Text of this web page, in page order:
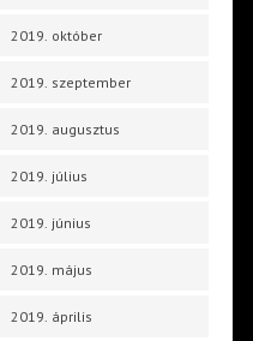
2019. október
2019. szeptember
2019. augusztus
2019. július
2019. június
2019. május
2019. április